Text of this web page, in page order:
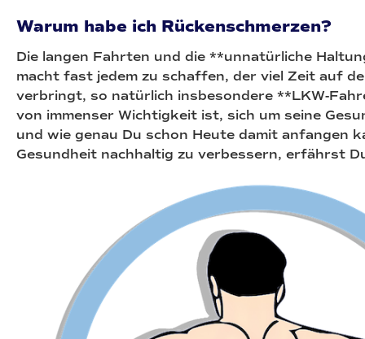
Warum habe ich Rückenschmerzen?
Die langen Fahrten und die **unnatürliche
macht fast jedem zu schaffen, der viel Zeit auf
verbringt, so natürlich insbesondere **LKW-
von immenser Wichtigkeit ist, sich um seine
und wie genau Du schon Heute damit anfangen
Gesundheit nachhaltig zu verbessern, erfährst